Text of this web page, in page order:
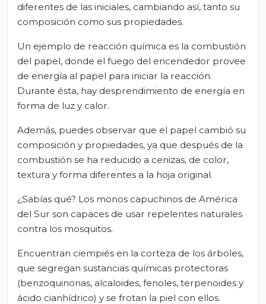
diferentes de las iniciales, cambiando así, tanto su
composición como sus propiedades.
Un ejemplo de reacción química es la combustión
del papel, donde el fuego del encendedor provee
de energía al papel para iniciar la reacción.
Durante ésta, hay desprendimiento de energía en
forma de luz y calor.
Además, puedes observar que el papel cambió su
composición y propiedades, ya que después de la
combustión se ha reducido a cenizas, de color,
textura y forma diferentes a la hoja original.
¿Sabías qué? Los monos capuchinos de América
del Sur son capaces de usar repelentes naturales
contra los mosquitos.
Encuentran ciempiés en la corteza de los árboles,
que segregan sustancias químicas protectoras
(benzoquinonas, alcaloides, fenoles, terpenoides y
ácido cianhídrico) y se frotan la piel con ellos.